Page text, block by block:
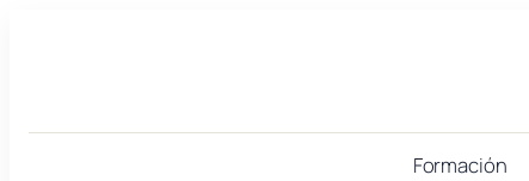
Formación